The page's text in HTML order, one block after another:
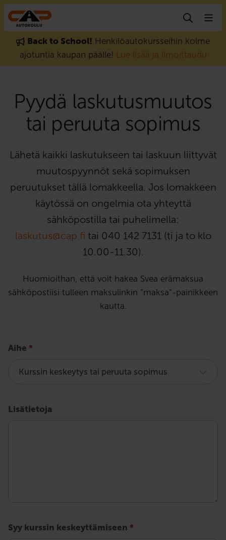
Hyppää sisältöön
Back to School! Henkilöautokursseihin kolme
ajotuntia kaupan päälle! Lue lisää ja ilmoittaudu
Pyydä laskutusmuutos
tai peruuta sopimus
Lähetä kaikki laskutukseen tai laskuun liittyvät
muutospyynnöt sekä sopimuksen
peruutukset tällä lomakkeella. Jos lomakkeen
käytössä on ongelmia ota yhteyttä
sähköpostilla tai puhelimella:
laskutus@cap.fi tai 040 142 7131 (ti ja to klo
10.00-11.30).
Huomioithan, että voit hakea Svea erämaksua
sähköpostiisi tulleen maksulinkin ”maksa”-painikkeen
kautta.
New
Laskutusmuutokset
Aihe *
Lisätietoja
Syy kurssin keskeyttämiseen *